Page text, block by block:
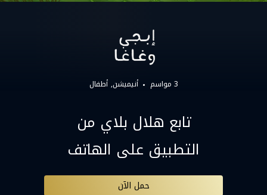
3 مواسم أنيميشن أطفال
تابع هلال بلاي من
التطبيق على الهاتف
حمل الآن